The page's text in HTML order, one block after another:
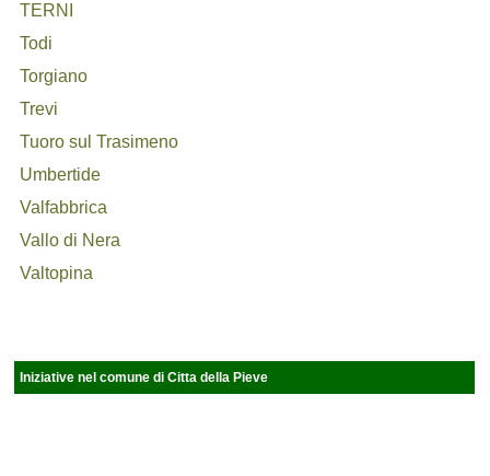
TERNI
Todi
Torgiano
Trevi
Tuoro sul Trasimeno
Umbertide
Valfabbrica
Vallo di Nera
Valtopina
Iniziative nel comune di Citta della Pieve